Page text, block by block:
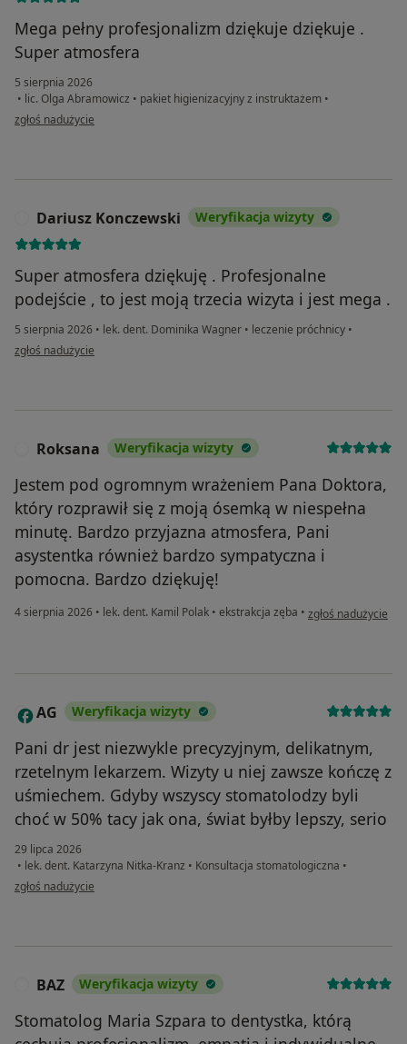
Mega pełny profesjonalizm dziękuje dziękuje .
Super atmosfera
5 sierpnia 2026
• lic. Olga Abramowicz • pakiet higienizacyjny z instruktażem •
w opinii użytkownika Dariusz Konczewski
zgłoś nadużycie
Dariusz Konczewski Weryfikacja wizyty
Super atmosfera dziękuję . Profesjonalne
podejście , to jest moją trzecia wizyta i jest mega .
5 sierpnia 2026 • lek. dent. Dominika Wagner • leczenie próchnicy •
w opinii użytkownika Dariusz Konczewski
zgłoś nadużycie
Roksana Weryfikacja wizyty
Jestem pod ogromnym wrażeniem Pana Doktora,
który rozprawił się z moją ósemką w niespełna
minutę. Bardzo przyjazna atmosfera, Pani
asystentka również bardzo sympatyczna i
pomocna. Bardzo dziękuję!
4 sierpnia 2026 • lek. dent. Kamil Polak • ekstrakcja zęba • w opinii
zgłoś nadużycie
A AG Weryfikacja wizyty
Pani dr jest niezwykle precyzyjnym, delikatnym,
rzetelnym lekarzem. Wizyty u niej zawsze kończę z
uśmiechem. Gdyby wszyscy stomatolodzy byli
choć w 50% tacy jak ona, świat byłby lepszy, serio
29 lipca 2026
• lek. dent. Katarzyna Nitka-Kranz • Konsultacja stomatologiczna •
w opinii użytkownika AG
zgłoś nadużycie
BAZ Weryfikacja wizyty
Stomatolog Maria Szpara to dentystka, którą